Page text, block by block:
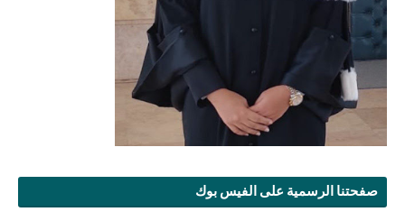
صفحتنا الرسمية على الفيس بوك